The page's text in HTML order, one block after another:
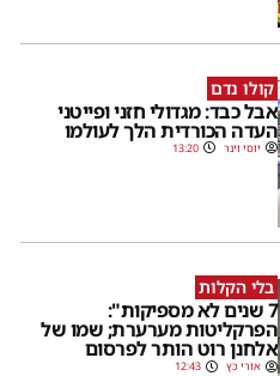
קולו נדם
אבל כבד: מגדולי חזני ופייטני
העדה הכורדית הלך לעולמו
יוסי וינר 13:20
בלי הקלות
7 שנים לא מספיקות":
הפרקליטות מערערת; שמו של
אלחנן רוט הותר לפרסום
אורי כץ 12:43